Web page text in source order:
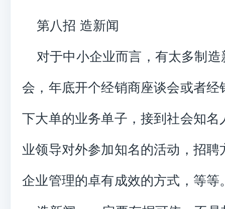
第八招 造新闻
对于中小企业而言，有太多制造
会，年底开个经销商座谈会或者经
下大单的业务单子，接到社会知名
业领导对外参加知名的活动，招聘
企业管理的卓有成效的方式，等等